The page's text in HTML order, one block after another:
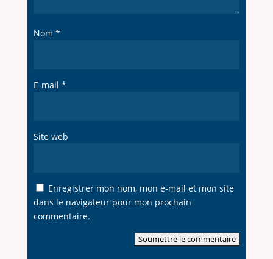
Nom *
E-mail *
Site web
Enregistrer mon nom, mon e-mail et mon site
dans le navigateur pour mon prochain
commentaire.
Soumettre le commentaire